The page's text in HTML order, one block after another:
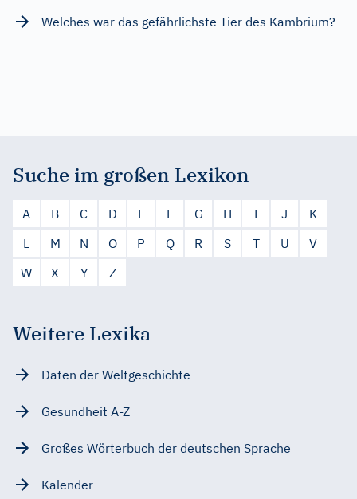
Welches war das gefährlichste Tier des Kambrium?
Suche im großen Lexikon
A B C D E F G H I J
K
L
M N O P Q R S T U
V
W
X Y Z
Weitere Lexika
Daten der Weltgeschichte
Gesundheit A-Z
Großes Wörterbuch der deutschen Sprache
Kalender